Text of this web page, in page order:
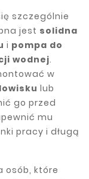
szczególnie
jest solidna
i pompa do
wodnej.
w
lub
go przed
mu
pracy i długą
osób, które